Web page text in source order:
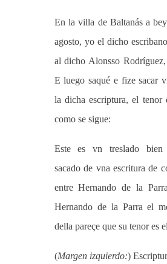
En la villa de Baltanás a
agosto, yo el dicho
al dicho Alonsso
E luego saqué e fize sacar
la dicha escriptura, el tenor
como se sigue:
Este es vn treslado bien
sacado de vna escritura de
entre Hernando de la
Hernando de la Parra el
della pareçe que su tenor es
(Margen izquierdo:)